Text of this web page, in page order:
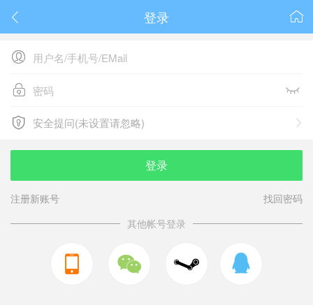
 
登录

 
 
安全提问(未设置请忽略)
安全提问(未设置请忽略)
登录
注册新账号
找回密码
其他帐号登录
  